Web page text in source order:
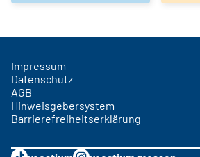
Impressum
Datenschutz
AGB
Hinweisgebersystem
Barrierefreiheitserklärung